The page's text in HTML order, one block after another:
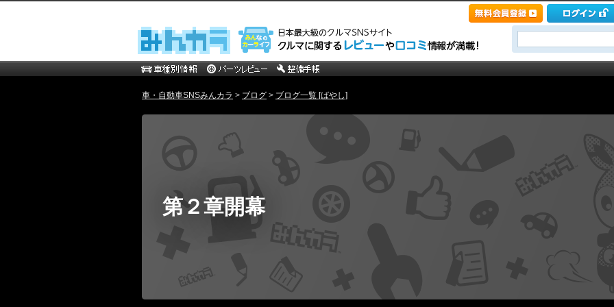
車・自動車SNSみんカラ > ブログ > ブログ一覧 [ばやし]
第２章開幕